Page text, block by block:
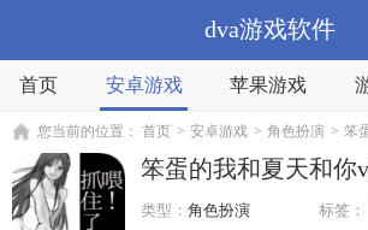
dva游戏软件
首页 安卓游戏 苹果游戏
您当前的位置： 首页 > 安卓游戏 > 角色扮演 > 笨
笨蛋的我和夏天和你
类型： 角色扮演 标签：